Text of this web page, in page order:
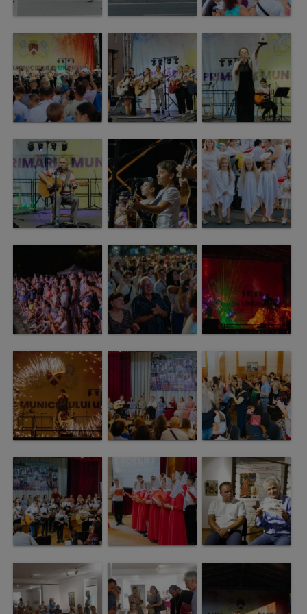
arhitecturale
Personalități
marcante
Sportivi
de
performanță
Orașul
în
imagini
Galerie
video
Galerii
foto
Administrație
Primărie
Primar
Viceprimari
Organigrama
Aparatul
primăriei